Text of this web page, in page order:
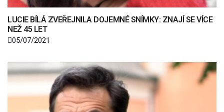
LUCIE BÍLÁ ZVEŘEJNILA DOJEMNÉ SNÍMKY: ZNAJÍ SE VÍCE
NEŽ 45 LET
05/07/2021